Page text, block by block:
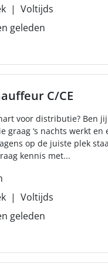
Voltijds
geleden
C/CE
voor distributie? Ben
graag ‘s nachts werkt en
op de juiste plek
kennis met...
Voltijds
geleden